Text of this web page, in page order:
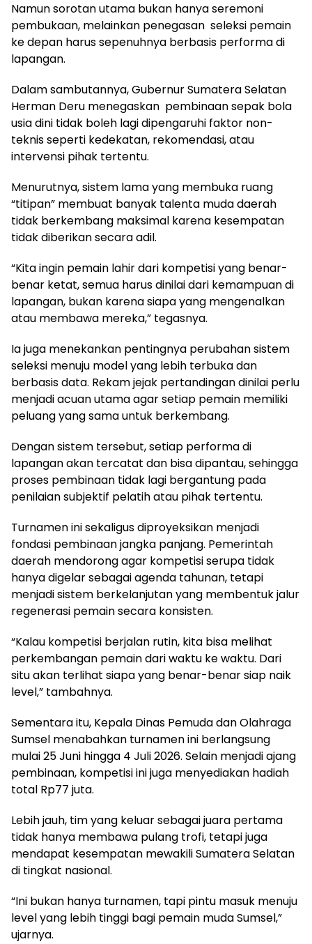
Namun sorotan utama bukan hanya seremoni
pembukaan, melainkan penegasan seleksi pemain
ke depan harus sepenuhnya berbasis performa di
lapangan.
Dalam sambutannya, Gubernur Sumatera Selatan
Herman Deru menegaskan pembinaan sepak bola
usia dini tidak boleh lagi dipengaruhi faktor non-
teknis seperti kedekatan, rekomendasi, atau
intervensi pihak tertentu.
Menurutnya, sistem lama yang membuka ruang
“titipan” membuat banyak talenta muda daerah
tidak berkembang maksimal karena kesempatan
tidak diberikan secara adil.
“Kita ingin pemain lahir dari kompetisi yang benar-
benar ketat, semua harus dinilai dari kemampuan di
lapangan, bukan karena siapa yang mengenalkan
atau membawa mereka,” tegasnya.
Ia juga menekankan pentingnya perubahan sistem
seleksi menuju model yang lebih terbuka dan
berbasis data. Rekam jejak pertandingan dinilai perlu
menjadi acuan utama agar setiap pemain memiliki
peluang yang sama untuk berkembang.
Dengan sistem tersebut, setiap performa di
lapangan akan tercatat dan bisa dipantau, sehingga
proses pembinaan tidak lagi bergantung pada
penilaian subjektif pelatih atau pihak tertentu.
Turnamen ini sekaligus diproyeksikan menjadi
fondasi pembinaan jangka panjang. Pemerintah
daerah mendorong agar kompetisi serupa tidak
hanya digelar sebagai agenda tahunan, tetapi
menjadi sistem berkelanjutan yang membentuk jalur
regenerasi pemain secara konsisten.
“Kalau kompetisi berjalan rutin, kita bisa melihat
perkembangan pemain dari waktu ke waktu. Dari
situ akan terlihat siapa yang benar-benar siap naik
level,” tambahnya.
Sementara itu, Kepala Dinas Pemuda dan Olahraga
Sumsel menabahkan turnamen ini berlangsung
mulai 25 Juni hingga 4 Juli 2026. Selain menjadi ajang
pembinaan, kompetisi ini juga menyediakan hadiah
total Rp77 juta.
Lebih jauh, tim yang keluar sebagai juara pertama
tidak hanya membawa pulang trofi, tetapi juga
mendapat kesempatan mewakili Sumatera Selatan
di tingkat nasional.
“Ini bukan hanya turnamen, tapi pintu masuk menuju
level yang lebih tinggi bagi pemain muda Sumsel,”
ujarnya.